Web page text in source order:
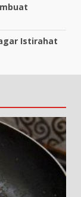
Istirahat